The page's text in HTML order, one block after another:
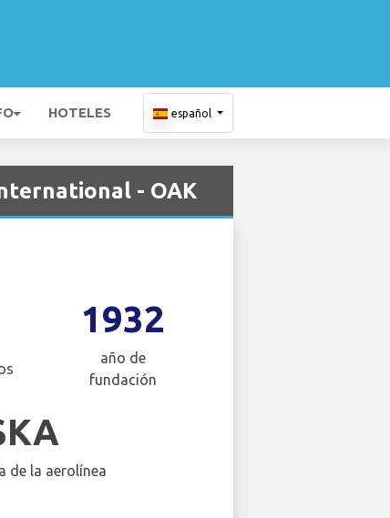
HOTELES español
- OAK
1932
año de
fundación
de la aerolínea